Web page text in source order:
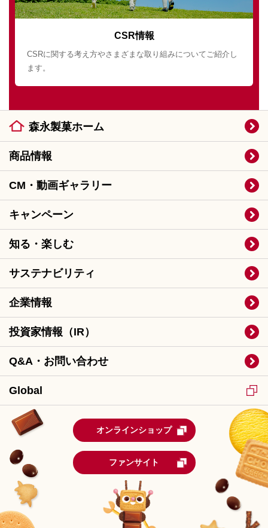
CSR情報
CSRに関する考え方やさまざまな取り組みについてご紹介し
ます。
森永製菓ホーム
商品情報
CM・動画ギャラリー
キャンペーン
知る・楽しむ
サステナビリティ
企業情報
投資家情報（IR）
Q&A・お問い合わせ
Global
オンラインショップ
ファンサイト